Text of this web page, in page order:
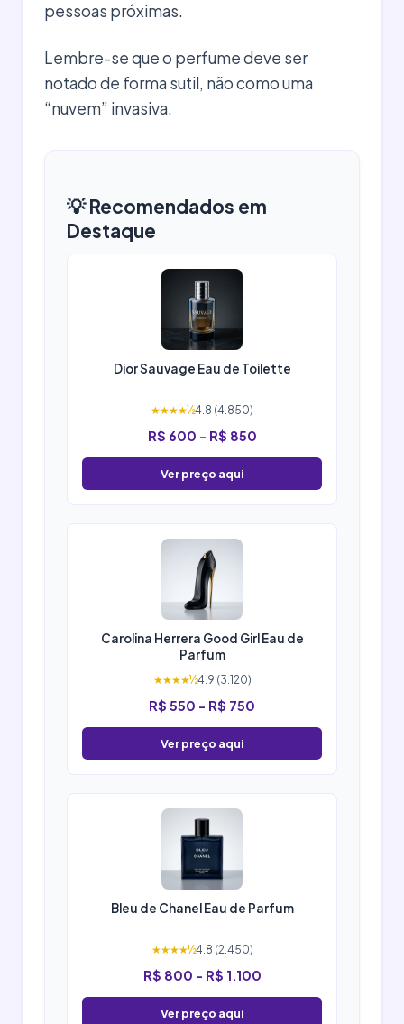
pessoas próximas.
Lembre-se que o perfume deve ser
notado de forma sutil, não como uma
“nuvem” invasiva.
💡 Recomendados em
Destaque
Dior Sauvage Eau de Toilette
★★★★½4.8 (4.850)
R$ 600 - R$ 850
Ver preço aqui
Carolina Herrera Good Girl Eau de
Parfum
★★★★½4.9 (3.120)
R$ 550 - R$ 750
Ver preço aqui
Bleu de Chanel Eau de Parfum
★★★★½4.8 (2.450)
R$ 800 - R$ 1.100
Ver preço aqui